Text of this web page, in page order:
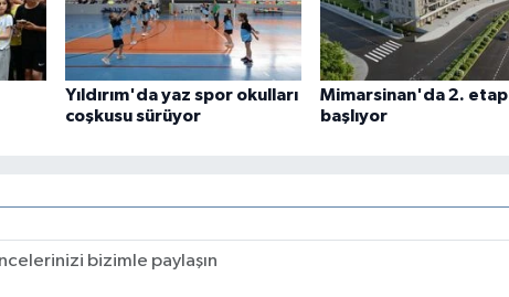
Yıldırım'da yaz spor okulları
coşkusu sürüyor
Mimarsinan'da 2. etap
başlıyor